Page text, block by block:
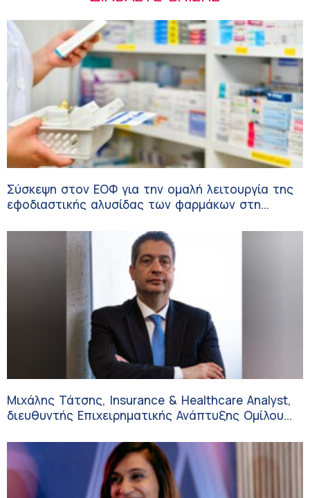
Σύσκεψη στον ΕΟΦ για την ομαλή λειτουργία της
εφοδιαστικής αλυσίδας των φαρμάκων στη
Μιχάλης Τάτσης, Insurance & Healthcare Analyst,
διευθυντής Επιχειρηματικής Ανάπτυξης Ομίλου